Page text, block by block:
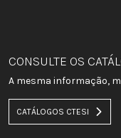
CONSULTE OS
A mesma informação,
CATÁLOGOS CTESI